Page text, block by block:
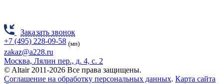
Заказать звонок
+7 (495) 228-09-58 (мн)
zakaz@a228.ru
Москва, Лялин пер., д. 4, с. 2
© Altair 2011-2026 Все права защищены.
Соглашение на обработку персональных данных. Карта сайта